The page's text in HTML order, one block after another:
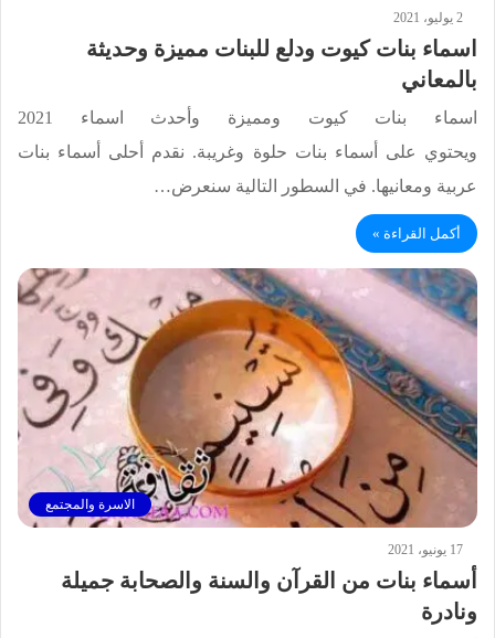
2 يوليو، 2021
اسماء بنات كيوت ودلع للبنات مميزة وحديثة
بالمعاني
اسماء بنات كيوت ومميزة وأحدث اسماء 2021
ويحتوي على أسماء بنات حلوة وغريبة. نقدم أحلى أسماء بنات
عربية ومعانيها. في السطور التالية سنعرض…
أكمل القراءة »
الاسرة والمجتمع
17 يونيو، 2021
أسماء بنات من القرآن والسنة والصحابة جميلة
ونادرة